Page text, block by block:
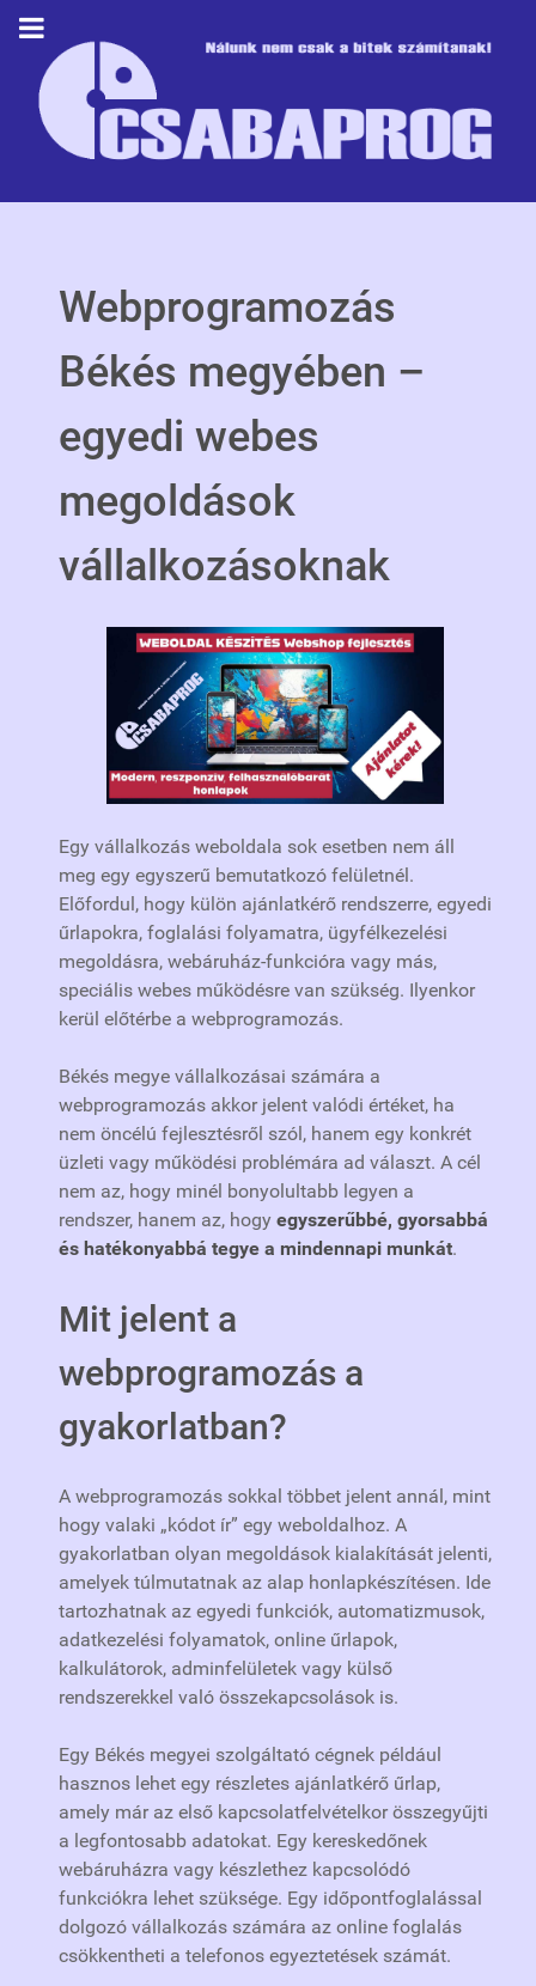
Webprogramozás
Békés megyében –
egyedi webes
megoldások
vállalkozásoknak
Egy vállalkozás weboldala sok esetben nem áll
meg egy egyszerű bemutatkozó felületnél.
Előfordul, hogy külön ajánlatkérő rendszerre, egyedi
űrlapokra, foglalási folyamatra, ügyfélkezelési
megoldásra, webáruház-funkcióra vagy más,
speciális webes működésre van szükség. Ilyenkor
kerül előtérbe a webprogramozás.
Békés megye vállalkozásai számára a
webprogramozás akkor jelent valódi értéket, ha
nem öncélú fejlesztésről szól, hanem egy konkrét
üzleti vagy működési problémára ad választ. A cél
nem az, hogy minél bonyolultabb legyen a
rendszer, hanem az, hogy egyszerűbbé, gyorsabbá
és hatékonyabbá tegye a mindennapi munkát.
Mit jelent a
webprogramozás a
gyakorlatban?
A webprogramozás sokkal többet jelent annál, mint
hogy valaki „kódot ír” egy weboldalhoz. A
gyakorlatban olyan megoldások kialakítását jelenti,
amelyek túlmutatnak az alap honlapkészítésen. Ide
tartozhatnak az egyedi funkciók, automatizmusok,
adatkezelési folyamatok, online űrlapok,
kalkulátorok, adminfelületek vagy külső
rendszerekkel való összekapcsolások is.
Egy Békés megyei szolgáltató cégnek például
hasznos lehet egy részletes ajánlatkérő űrlap,
amely már az első kapcsolatfelvételkor összegyűjti
a legfontosabb adatokat. Egy kereskedőnek
webáruházra vagy készlethez kapcsolódó
funkciókra lehet szüksége. Egy időpontfoglalással
dolgozó vállalkozás számára az online foglalás
csökkentheti a telefonos egyeztetések számát.